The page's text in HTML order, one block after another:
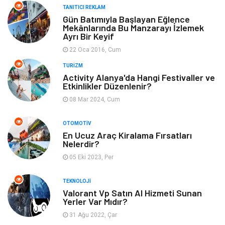
Aksesuar Bahçe Ev
Finans & Ekonomi
Markalar Nakliyat
Telekomünikasyon Basın Yayın
Bilişim
Anne & Çocuk
Dernekler ve Birlikler
Kiralama Servisleri Alüminyum
TANITICI REKLAM
Gün Batımıyla Başlayan Eğlence
Mekânlarında Bu Manzarayı İzlemek
Ayrı Bir Keyif
22 Oca 2016, Cum
TURIZM
Activity Alanya'da Hangi Festivaller ve
Etkinlikler Düzenlenir?
08 Mar 2024, Cum
OTOMOTIV
En Ucuz Araç Kiralama Fırsatları
Nelerdir?
05 Eki 2023, Per
TEKNOLOJI
Valorant Vp Satın Al Hizmeti Sunan
Yerler Var Mıdır?
31 Ağu 2022, Çar